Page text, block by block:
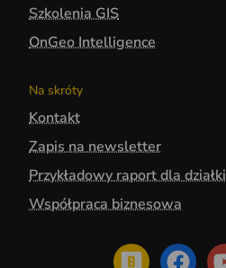
Szkolenia GIS
OnGeo Intelligence
Na skróty
Kontakt
Zapis na newsletter
Przykładowy raport dla działki
Współpraca biznesowa